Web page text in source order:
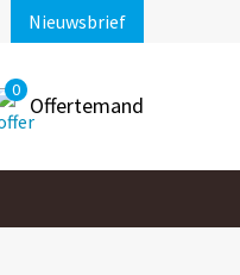
Nieuwsbrief
0
Offertemand